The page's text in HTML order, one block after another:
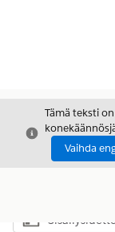
Sulje
Tämä teksti
Vaihda
Näytä